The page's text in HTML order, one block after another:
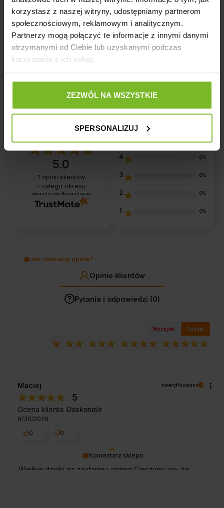
korzystasz z naszej witryny, udostępniamy partnerom
społecznościowym, reklamowym i analitycznym.
Partnerzy mogą połączyć te informacje z innymi danymi
otrzymanymi od Ciebie lub uzyskanymi podczas
korzystania z ich usług.
ZEZWÓL NA WSZYSTKIE
SPERSONALIZUJ
Opinie
Opinie o produkcie: SZYBA SEPARUJĄCA
5.0
1 opinii klientów
z całego okresu
zebranych i zweryfikowanych przez
4 0%
3 0%
2 0%
1 0%
Jak zbieramy opinie?
Opinie klientów
Pytania i odpowiedzi (0)
Wyczyść Szukaj
Komentarz sklepu
Wielkie dzięki za zaufanie i opinię! Cieszymy się, że
Maciej zweryfikowano
5
Ocena klienta: Doskonale
6/30/2026
0
0